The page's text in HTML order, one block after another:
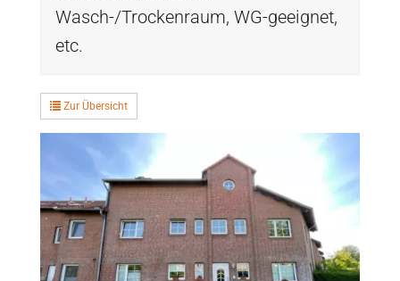
Wasch-/Trockenraum, WG-geeignet,
etc.
Zur Übersicht